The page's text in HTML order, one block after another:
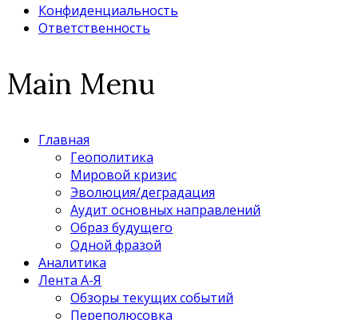
Конфиденциальность
Ответственность
Main Menu
Главная
Геополитика
Мировой кризис
Эволюция/деградация
Аудит основных направлений
Образ будущего
Одной фразой
Аналитика
Лента А-Я
Обзоры текущих событий
Переполюсовка